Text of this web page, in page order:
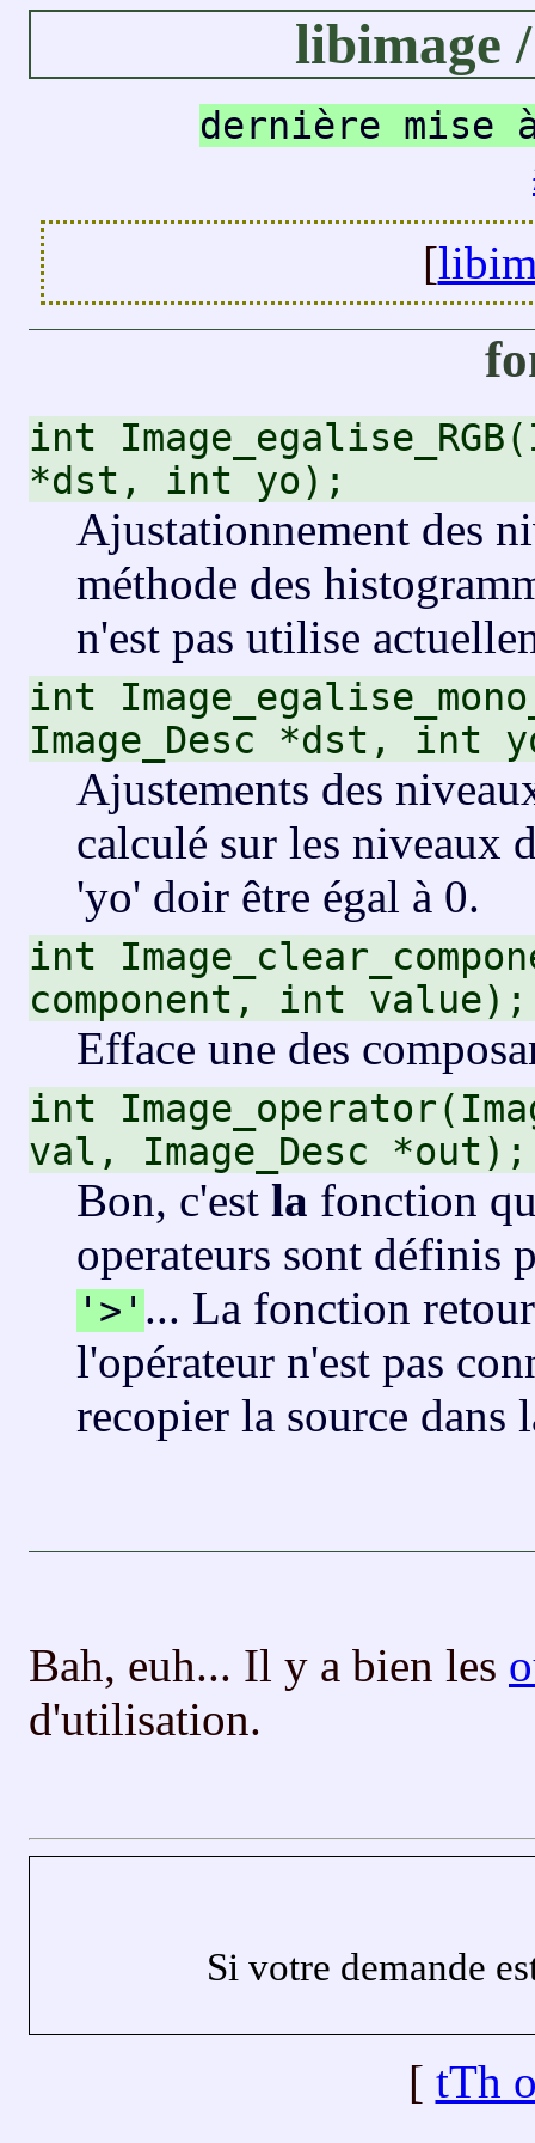
libimage
dernière mise
[
int
*dst, int yo);
Ajustationnement des
méthode des
n'est pas utilise
int
Image_Desc *dst, int
Ajustements des
calculé sur les niveaux
'yo' doir être égal à 0.
int
component, int value);
Efface une des
int
val, Image_Desc *out);
Bon, c'est la fonction
operateurs sont définis
'>' ... La fonction
l'opérateur n'est pas
recopier la source dans
Bah, euh... Il y a bien les
d'utilisation.
Si votre demande
[ tTh